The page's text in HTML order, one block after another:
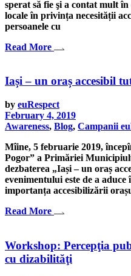
sperat să fie şi a contat mult
locale în privința necesității
persoanele cu
Read More
Iași – un oraș accesibil
by euRespect
February 4, 2019
Awareness, Blog, Campanii
Mîine, 5 februarie 2019,
Pogor” a Primăriei
dezbaterea „Iași – un oraș
evenimentului este de a
importanța accesibilizării
Read More
Workshop: Percepţia
cu dizabilităţi